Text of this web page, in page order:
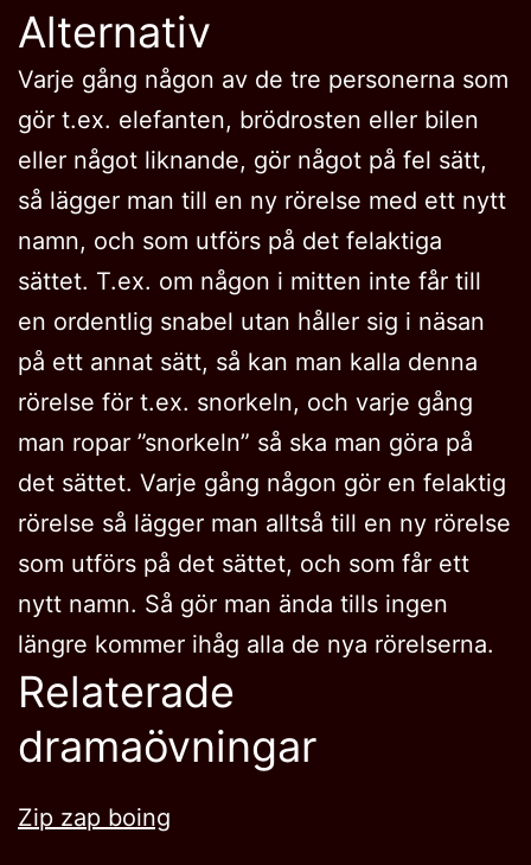
Alternativ
Varje gång någon av de tre personerna som
gör t.ex. elefanten, brödrosten eller bilen
eller något liknande, gör något på fel sätt,
så lägger man till en ny rörelse med ett nytt
namn, och som utförs på det felaktiga
sättet. T.ex. om någon i mitten inte får till
en ordentlig snabel utan håller sig i näsan
på ett annat sätt, så kan man kalla denna
rörelse för t.ex. snorkeln, och varje gång
man ropar ”snorkeln” så ska man göra på
det sättet. Varje gång någon gör en felaktig
rörelse så lägger man alltså till en ny rörelse
som utförs på det sättet, och som får ett
nytt namn. Så gör man ända tills ingen
längre kommer ihåg alla de nya rörelserna.
Relaterade
dramaövningar
Zip zap boing